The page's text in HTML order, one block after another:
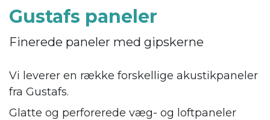
Gustafs paneler
Finerede paneler med gipskerne
Vi leverer en række forskellige akustikpaneler
fra Gustafs.
Glatte og perforerede væg- og loftpaneler